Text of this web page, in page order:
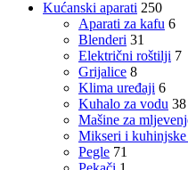
Kućanski aparati 250
Aparati za kafu 6
Blenderi 31
Električni roštilji 7
Grijalice 8
Klima uređaji 6
Kuhalo za vodu 38
Mašine za
Mikseri i kuhinjske
Pegle 71